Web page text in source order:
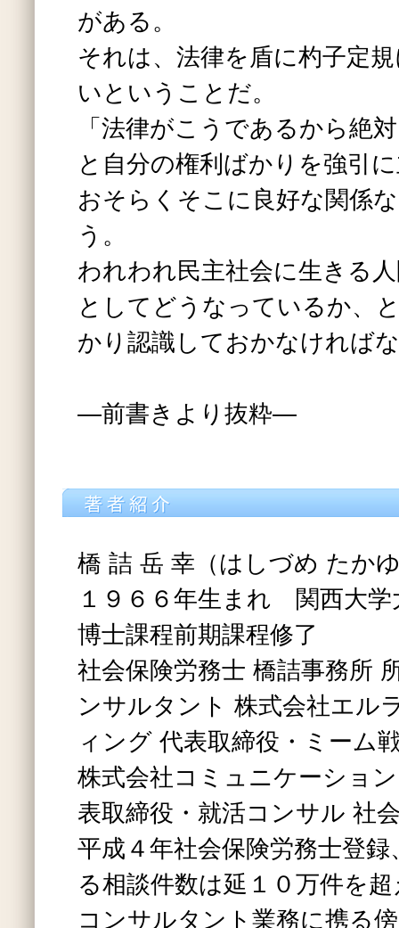
がある。
それは、法律を盾に杓子定
いということだ。
「法律がこうであるから絶
と自分の権利ばかりを強引
おそらくそこに良好な関係
う。
われわれ民主社会に生きる
としてどうなっているか、
かり認識しておかなければ
―前書きより抜粋―
橋 詰 岳 幸（はしづめ たか
１９６６年生まれ 関西大学
博士課程前期課程修了
社会保険労務士 橋詰事務所
ンサルタント 株式会社エル
ィング 代表取締役・ミーム
株式会社コミュニケーショ
表取締役・就活コンサル 社
平成４年社会保険労務士登
る相談件数は延１０万件を
コンサルタント業務に携る